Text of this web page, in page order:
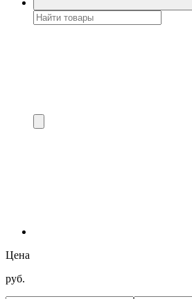
Цена
руб.